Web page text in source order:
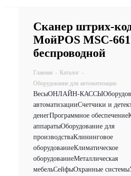
Сканер штрих-
МойPOS MSC-
беспроводной
Главная - Каталог -
Оборудование для автоматизации
ВесыОНЛАЙН-КАССЫ
автоматизацииСчетчики и
денегПрограммное обеспечение
аппаратыОборудование для
производстваКлининговое
оборудованиеКлиматическое
оборудованиеМеталлическая
мебельСейфыОхранные системы